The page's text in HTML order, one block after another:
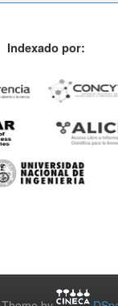
Indexado por: